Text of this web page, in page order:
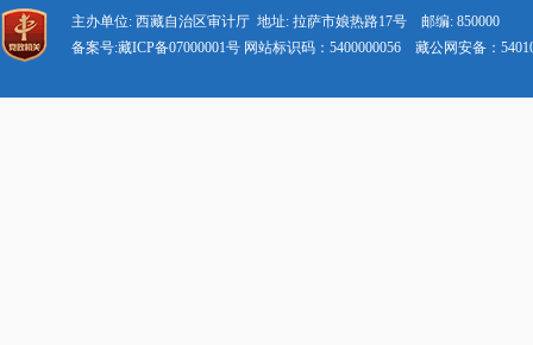
主办单位: 西藏自治区审计厅 地址: 拉萨市娘热路17号 邮编: 850000
备案号:藏ICP备07000001号 网站标识码：5400000056 藏公网安备：